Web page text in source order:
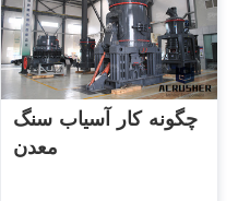
چگونه کار آسیاب سنگ
معدن